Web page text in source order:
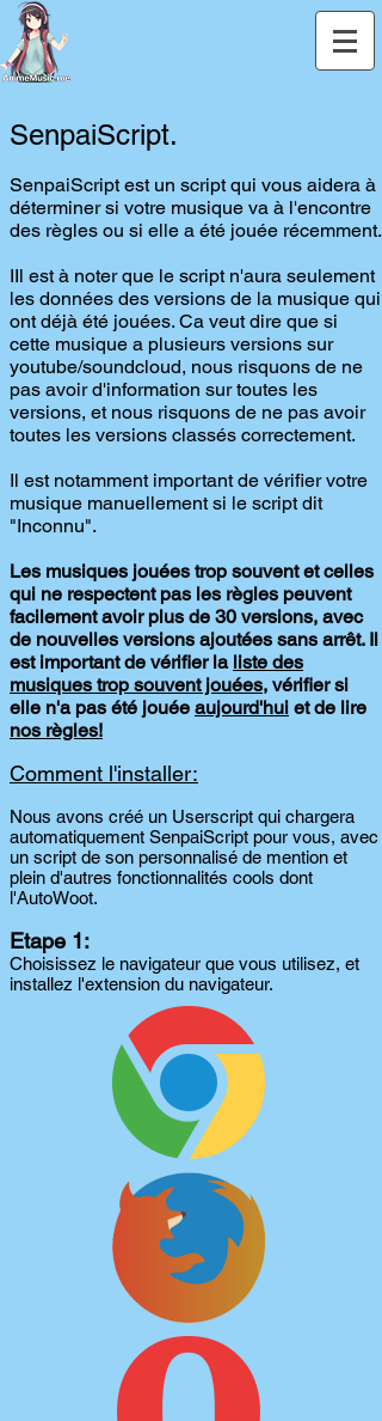
SenpaiScript.
SenpaiScript est un script qui vous aidera à
déterminer si votre musique va à l'encontre
des règles ou si elle a été jouée récemment.
IIl est à noter que le script n'aura seulement
les données des versions de la musique qui
ont déjà été jouées. Ca veut dire que si
cette musique a plusieurs versions sur
youtube/soundcloud, nous risquons de ne
pas avoir d'information sur toutes les
versions, et nous risquons de ne pas avoir
toutes les versions classés correctement.
Il est notamment important de vérifier votre
musique manuellement si le script dit
"Inconnu".
Les musiques jouées trop souvent et celles
qui ne respectent pas les règles peuvent
facilement avoir plus de 30 versions, avec
de nouvelles versions ajoutées sans arrêt. Il
est important de vérifier la liste des
musiques trop souvent jouées, vérifier si
elle n'a pas été jouée aujourd'hui et de lire
nos règles!
Comment l'installer:
Nous avons créé un Userscript qui chargera
automatiquement SenpaiScript pour vous, avec
un script de son personnalisé de mention et
plein d'autres fonctionnalités cools dont
l'AutoWoot.
Etape 1:
Choisissez le navigateur que vous utilisez, et
installez l'extension du navigateur.